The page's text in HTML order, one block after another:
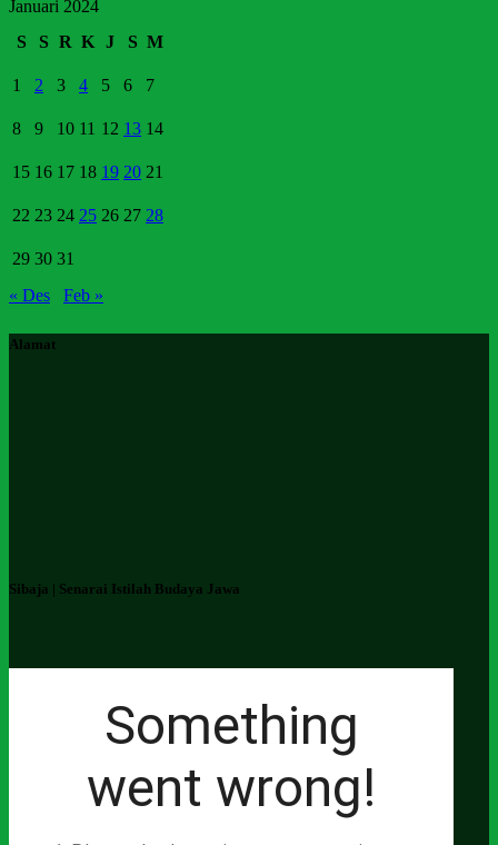
Januari 2024
S
S R K J S M
1 2 3 4 5 6 7
8 9 10 11 12 13 14
15 16 17 18 19 20 21
22 23 24 25 26 27 28
29 30 31
« Des
Feb »
Alamat
Sibaja | Senarai Istilah Budaya Jawa